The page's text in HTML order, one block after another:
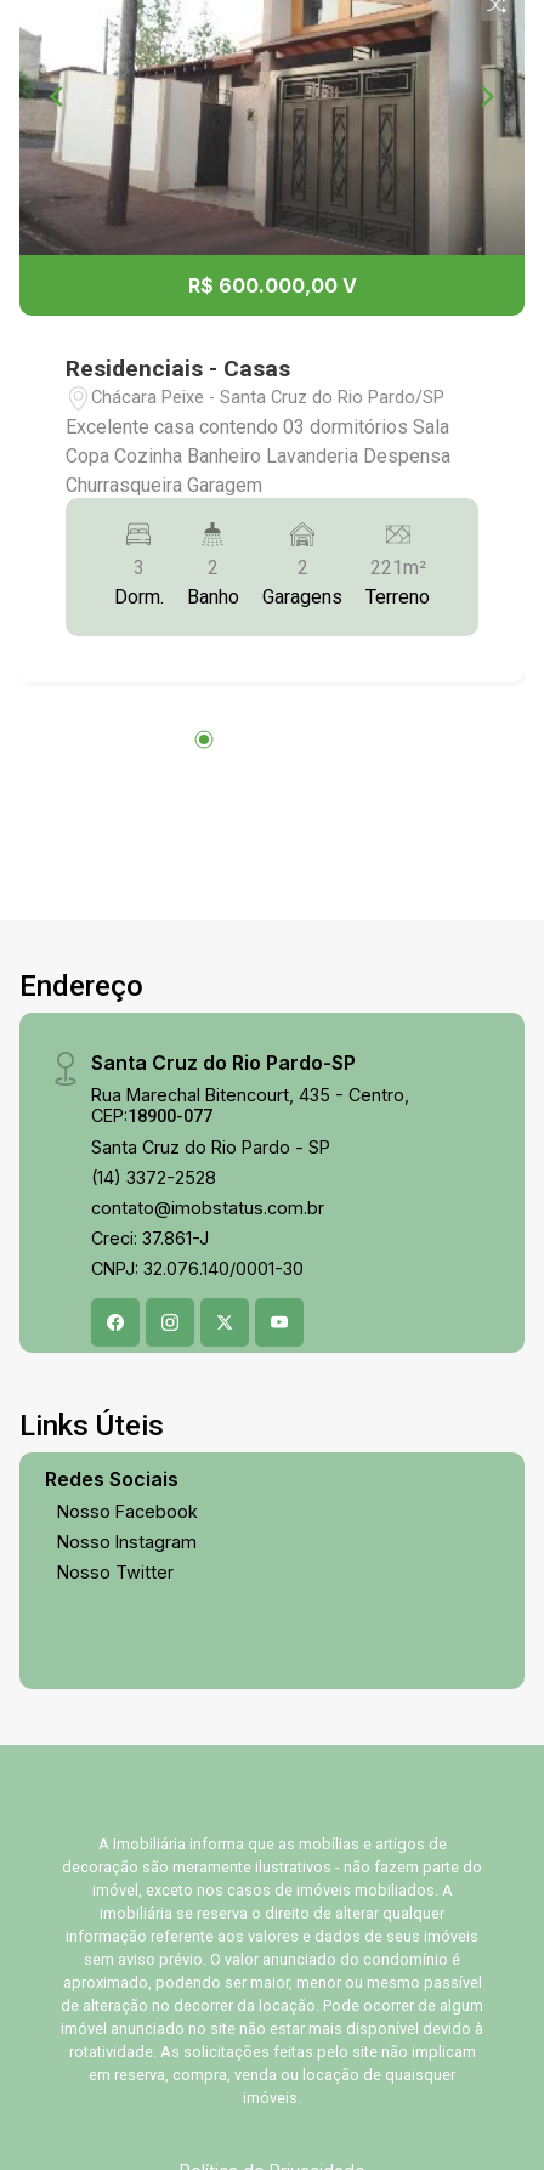
R$ 600.000,00 V
Residenciais - Casas
Chácara Peixe - Santa Cruz do Rio Pardo/SP
Excelente casa contendo 03 dormitórios Sala
Copa Cozinha Banheiro Lavanderia Despensa
Churrasqueira Garagem
3
Dorm.
2
Banho
2
Garagens
221m²
Terreno
Endereço
Santa Cruz do Rio Pardo-SP
Rua Marechal Bitencourt, 435 - Centro,
CEP:18900-077
Santa Cruz do Rio Pardo - SP
(14) 3372-2528
contato@imobstatus.com.br
Creci: 37.861-J
CNPJ: 32.076.140/0001-30
Links Úteis
Redes Sociais
Nosso Facebook
Nosso Instagram
Nosso Twitter
A Imobiliária informa que as mobílias e artigos de
decoração são meramente ilustrativos - não fazem parte do
imóvel, exceto nos casos de imóveis mobiliados. A
imobiliária se reserva o direito de alterar qualquer
informação referente aos valores e dados de seus imóveis
sem aviso prévio. O valor anunciado do condomínio é
aproximado, podendo ser maior, menor ou mesmo passível
de alteração no decorrer da locação. Pode ocorrer de algum
imóvel anunciado no site não estar mais disponível devido à
rotatividade. As solicitações feitas pelo site não implicam
em reserva, compra, venda ou locação de quaisquer
imóveis.